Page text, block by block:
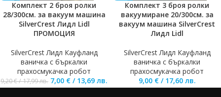
Комплект 2 броя ролки
28/300см. за вакуум машина
SilverCrest Лидл Lidl
ПРОМОЦИЯ
SilverCrest Лидл Кауфланд
ваничка с бъркалки
прахосмукачка робот
9,20€/17,99лв. 7,00 € / 13,69 лв.
Комплект 3 броя ролки
вакуумиране 20/300см. за
вакуум машина SilverCrest
Лидл Lidl
SilverCrest Лидл Кауфланд
ваничка с бъркалки
прахосмукачка робот
9,00 € / 17,60 лв.